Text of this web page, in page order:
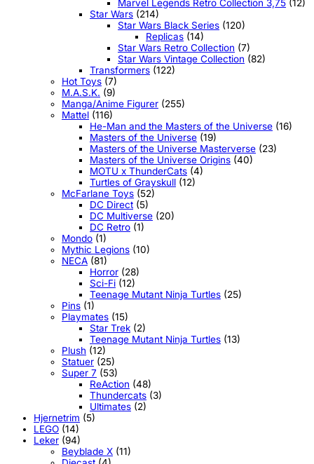
Marvel Legends Retro Collection 3,75 (12)
Star Wars (214)
Star Wars Black Series (120)
Replicas (14)
Star Wars Retro Collection (7)
Star Wars Vintage Collection (82)
Transformers (122)
Hot Toys (7)
M.A.S.K. (9)
Manga/Anime Figurer (255)
Mattel (116)
He-Man and the Masters of the Universe (16)
Masters of the Universe (19)
Masters of the Universe Masterverse (23)
Masters of the Universe Origins (40)
MOTU x ThunderCats (4)
Turtles of Grayskull (12)
McFarlane Toys (52)
DC Direct (5)
DC Multiverse (20)
DC Retro (1)
Mondo (1)
Mythic Legions (10)
NECA (81)
Horror (28)
Sci-Fi (12)
Teenage Mutant Ninja Turtles (25)
Pins (1)
Playmates (15)
Star Trek (2)
Teenage Mutant Ninja Turtles (13)
Plush (12)
Statuer (25)
Super 7 (53)
ReAction (48)
Thundercats (3)
Ultimates (2)
Hjernetrim (5)
LEGO (14)
Leker (94)
Beyblade X (11)